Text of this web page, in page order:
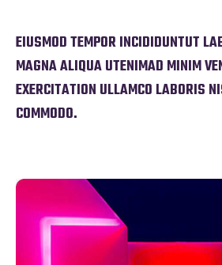
EIUSMOD TEMPOR INCIDIDUNTUT
MAGNA ALIQUA UTENIMAD MINIM
EXERCITATION ULLAMCO LABORIS
COMMODO.